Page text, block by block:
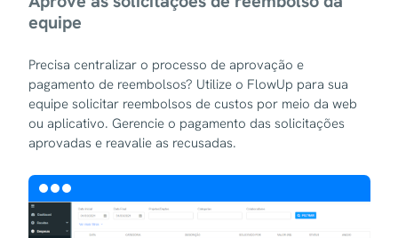
equipe
Precisa centralizar o processo de aprovação e
pagamento de reembolsos? Utilize o FlowUp para sua
equipe solicitar reembolsos de custos por meio da web
ou aplicativo. Gerencie o pagamento das solicitações
aprovadas e reavalie as recusadas.